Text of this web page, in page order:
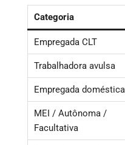
Categoria
Empregada CLT
Trabalhadora avulsa
Empregada doméstica
MEI / Autônoma /
Facultativa